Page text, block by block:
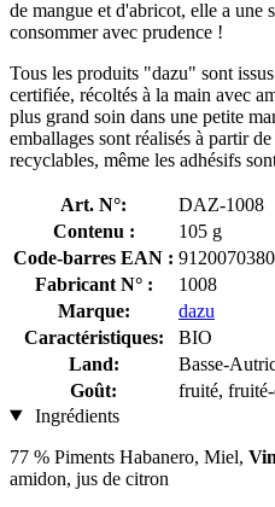
de mangue et d'abricot, elle a une
consommer avec prudence !
Tous les produits "dazu" sont
certifiée, récoltés à la main avec
plus grand soin dans une petite
emballages sont réalisés à partir
recyclables, même les adhésifs
Art. N°:
DAZ-1008
Contenu :
105 g
Code-barres EAN :
Fabricant N° :
1008
Marque:
dazu
Caractéristiques:
BIO
Land:
Basse-
Goût:
fruité,
Ingrédients
77 % Piments Habanero, Miel,
amidon, jus de citron